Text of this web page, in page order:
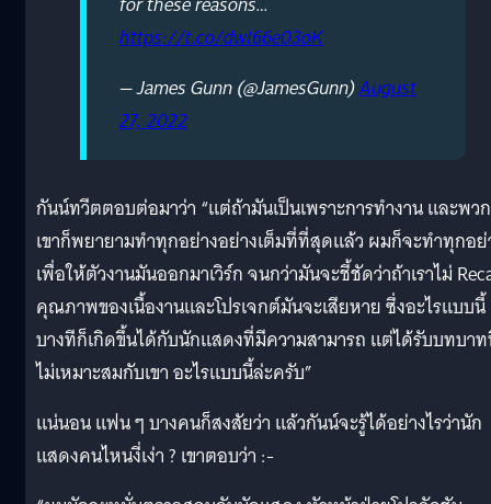
https://t.co/dwl66e03oK
— James Gunn (@JamesGunn)August
27, 2022
กันน์ทวีตตอบต่อมาว่า “แต่ถ้ามันเป็นเพราะการทำงาน และพวก
เขาก็พยายามทำทุกอย่างอย่างเต็มที่ที่สุดแล้ว ผมก็จะทำทุกอย่
เพื่อให้ตัวงานมันออกมาเวิร์ก จนกว่ามันจะชี้ชัดว่าถ้าเราไม่
คุณภาพของเนื้องานและโปรเจกต์มันจะเสียหาย ซึ่งอะไรแบบนี้
บางทีก็เกิดขึ้นได้กับนักแสดงที่มีความสามารถ แต่ได้รับบทบา
ไม่เหมาะสมกับเขา อะไรแบบนี้ล่ะครับ”
แน่นอน แฟน ๆ บางคนก็สงสัยว่า แล้วกันน์จะรู้ได้อย่างไรว่านัก
แสดงคนไหนงี่เง่า ? เขาตอบว่า :-